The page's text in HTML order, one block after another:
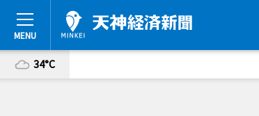
34°C